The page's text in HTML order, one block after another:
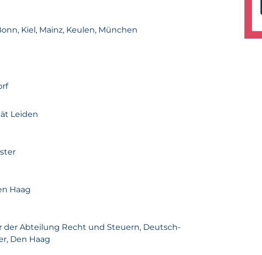
Kiel, Mainz, Keulen, München
Leiden
Haag
der Abteilung Recht und Steuern, Deutsch-
Den Haag